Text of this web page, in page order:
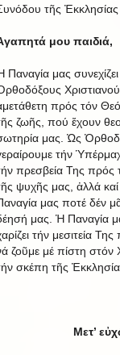
τῆς Ἐκκλησίας
μου παιδιά,
Παναγία μας
πρός τόν Θεό
ζωῆς, πού ἔχουν
μας. Ὡς
τήν
πρεσβεία Της πρός
ψυχῆς μας, ἀλλά
μας ποτέ δέν
μας. Ἡ Παναγία
τήν μεσιτεία
ζοῦμε μέ πίστη
σκέπη τῆς
Μετ’